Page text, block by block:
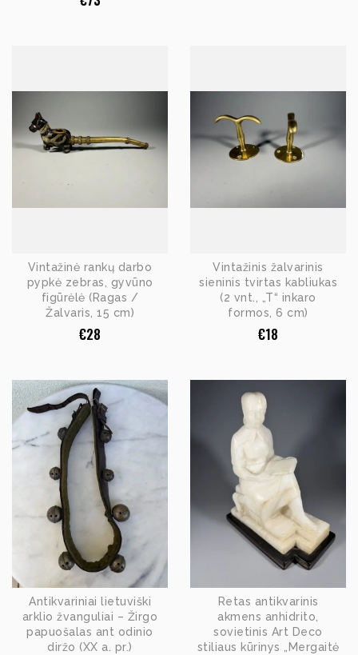
Vintažinė rankų darbo
pypkė zebras, gyvūno
figūrėlė (Ragas /
Žalvaris, 15 cm)
€28
Vintažinis žalvarinis
sieninis tvirtas kabliukas
(2 vnt., „T“ inkaro
formos, 6 cm)
€18
Antikvariniai lietuviški
arklio žvanguliai – Žirgo
papuošalas ant odinio
diržo (XX a. pr.)
Retas antikvarinis
akmens anhidrito,
sovietinis Art Deco
stiliaus kūrinys „Mergaitė